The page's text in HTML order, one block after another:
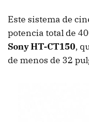
Este sistema de
potencia total de
Sony HT-CT150,
de menos de 32